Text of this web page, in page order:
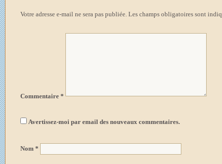
Votre adresse e-mail ne sera pas publiée. Les champs obligatoires sont
Commentaire *
Avertissez-moi par email des nouveaux commentaires.
Nom *